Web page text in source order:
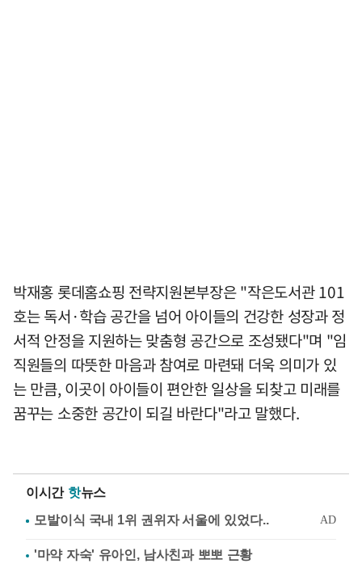
박재홍 롯데홈쇼핑 전략지원본부장은 "작은도서관 101
호는 독서·학습 공간을 넘어 아이들의 건강한 성장과 정
서적 안정을 지원하는 맞춤형 공간으로 조성됐다"며 "임
직원들의 따뜻한 마음과 참여로 마련돼 더욱 의미가 있
는 만큼, 이곳이 아이들이 편안한 일상을 되찾고 미래를
꿈꾸는 소중한 공간이 되길 바란다"라고 말했다.
이시간 핫뉴스
'마약 자숙' 유아인, 남사친과 뽀뽀 근황